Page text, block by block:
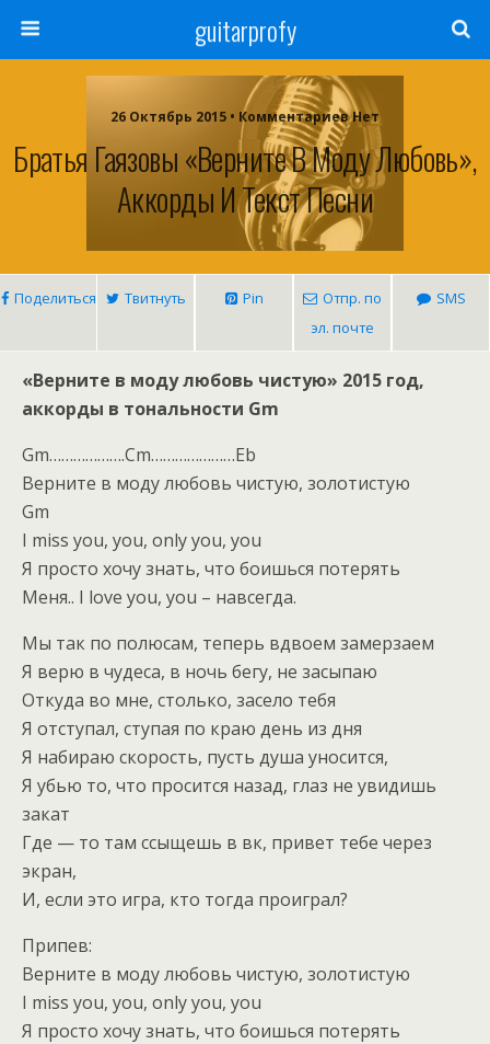
guitarprofy
26 Октябрь 2015 • Комментариев Нет
Братья Гаязовы «Верните В Моду Любовь»,
Аккорды И Текст Песни
Поделиться Твитнуть Pin
Отпр. по
эл. почте
SMS
«Верните в моду любовь чистую» 2015 год,
аккорды в тональности Gm
Gm……………….Cm…………………Eb
Верните в моду любовь чистую, золотистую
Gm
I miss you, you, only you, you
Я просто хочу знать, что боишься потерять
Меня.. I love you, you – навсегда.
Мы так по полюсам, теперь вдвоем замерзаем
Я верю в чудеса, в ночь бегу, не засыпаю
Откуда во мне, столько, засело тебя
Я отступал, ступая по краю день из дня
Я набираю скорость, пусть душа уносится,
Я убью то, что просится назад, глаз не увидишь
закат
Где — то там ссыщешь в вк, привет тебе через
экран,
И, если это игра, кто тогда проиграл?
Припев:
Верните в моду любовь чистую, золотистую
I miss you, you, only you, you
Я просто хочу знать, что боишься потерять